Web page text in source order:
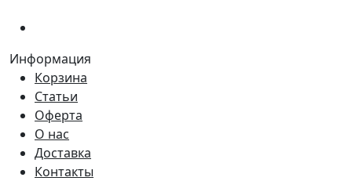
Информация
Корзина
Статьи
Оферта
О нас
Доставка
Контакты